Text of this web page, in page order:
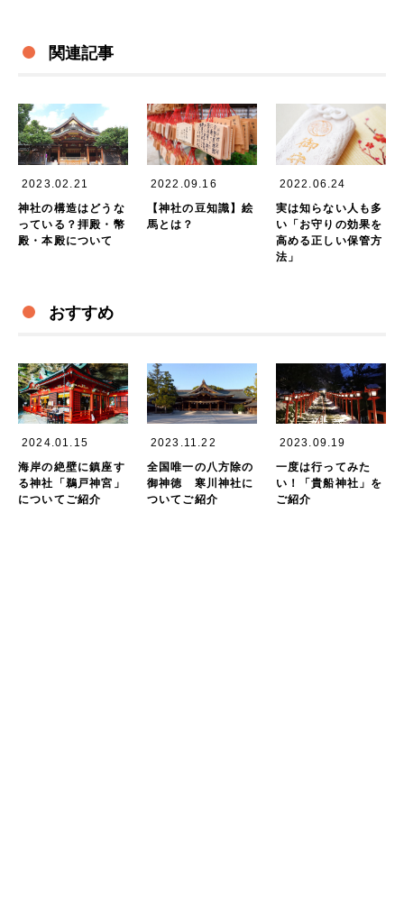
関連記事
神社の構造はどうな
っている？拝殿・幣
殿・本殿について
2023.02.21
【神社の豆知識】絵
馬とは？
2022.09.16
実は知らない人も多
い「お守りの効果を
高める正しい保管方
法」
2022.06.24
おすすめ
海岸の絶壁に鎮座す
る神社「鵜戸神宮」
についてご紹介
2024.01.15
全国唯一の八方除の
御神徳 寒川神社に
ついてご紹介
2023.11.22
一度は行ってみた
い！「貴船神社」を
ご紹介
2023.09.19